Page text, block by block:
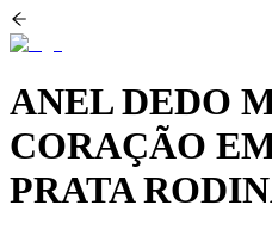
ANEL DEDO
CORAÇÃO
PRATA